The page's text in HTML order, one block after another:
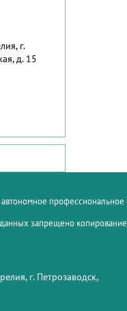
г.
д. 15
запрещено
г. Петрозаводск,